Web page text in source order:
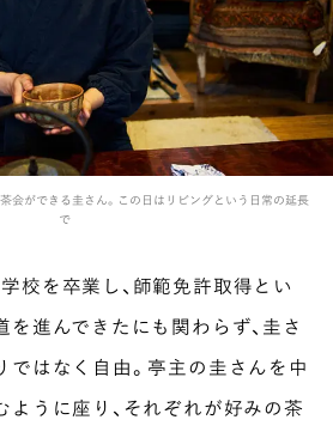
会ができる圭さん。この日はリビングという日常の延長
で
校を卒業し、師範免許取得とい
を進んできたにも関わらず、圭さ
ではなく自由。亭主の圭さんを中
ように座り、それぞれが好みの茶